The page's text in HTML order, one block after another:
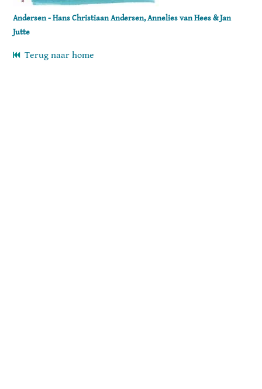
Andersen - Hans Christiaan Andersen, Annelies van Hees & Jan
Jutte
Terug naar home